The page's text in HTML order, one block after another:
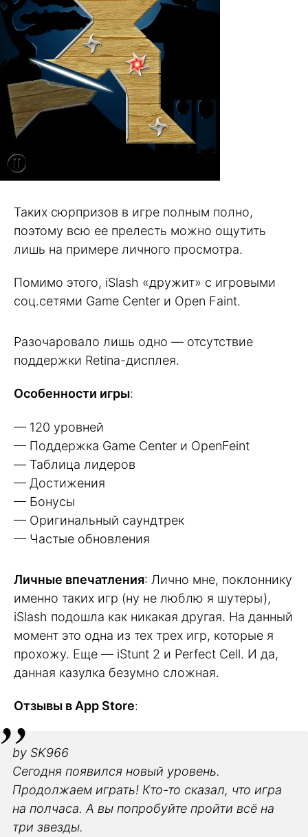
Таких сюрпризов в игре полным полно,
поэтому всю ее прелесть можно ощутить
лишь на примере личного просмотра.
Помимо этого, iSlash «дружит» с игровыми
соц.сетями Game Center и Open Faint.
Разочаровало лишь одно — отсутствие
поддержки Retina-дисплея.
Особенности игры:
— 120 уровней
— Поддержка Game Center и OpenFeint
— Таблица лидеров
— Достижения
— Бонусы
— Оригинальный саундтрек
— Частые обновления
Личные впечатления: Лично мне, поклоннику
именно таких игр (ну не люблю я шутеры),
iSlash подошла как никакая другая. На данный
момент это одна из тех трех игр, которые я
прохожу. Еще — iStunt 2 и Perfect Cell. И да,
данная казулка безумно сложная.
Отзывы в App Store:
by SK966
Сегодня появился новый уровень.
Продолжаем играть! Кто-то сказал, что игра
на полчаса. А вы попробуйте пройти всё на
три звезды.